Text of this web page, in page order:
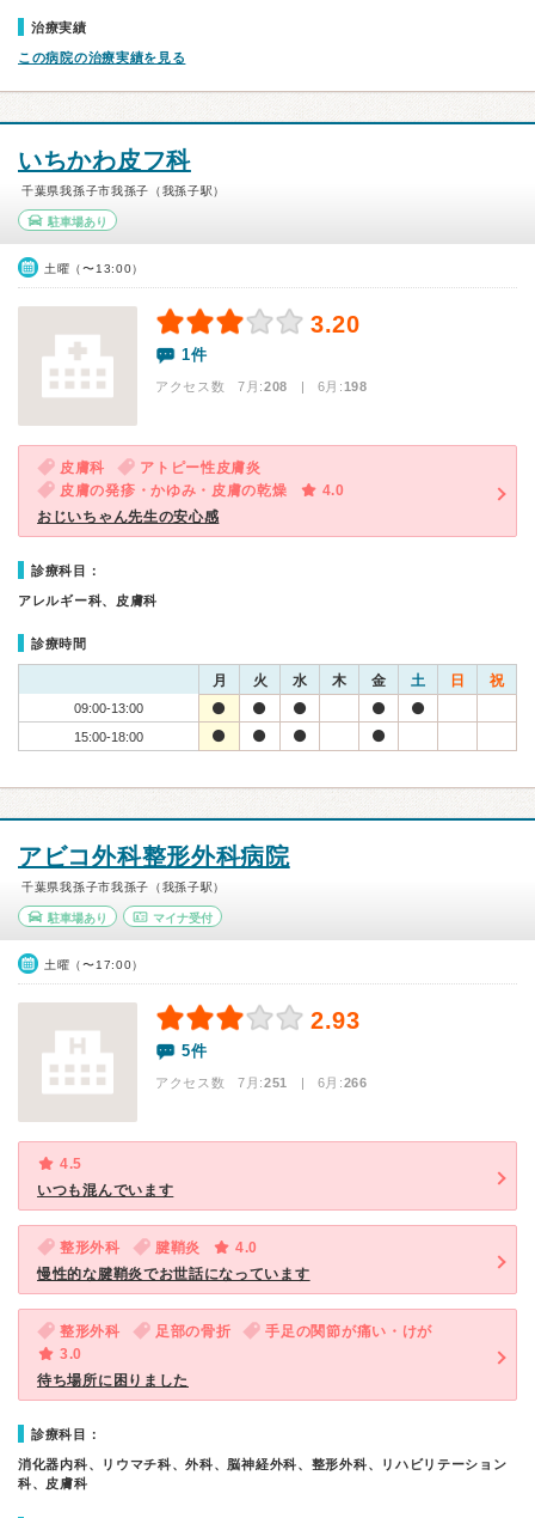
治療実績
この病院の治療実績を見る
いちかわ皮フ科
千葉県我孫子市我孫子（我孫子駅）
駐車場あり
土曜（〜13:00）
3.20
1件
アクセス数 7月:208 | 6月:198
皮膚科
アトピー性皮膚炎
皮膚の発疹・かゆみ・皮膚の乾燥
4.0
おじいちゃん先生の安心感
診療科目：
アレルギー科、皮膚科
診療時間
月 火 水 木 金 土 日 祝
09:00-13:00
15:00-18:00
アビコ外科整形外科病院
千葉県我孫子市我孫子（我孫子駅）
駐車場あり マイナ受付
土曜（〜17:00）
2.93
5件
アクセス数 7月:251 | 6月:266
4.5
いつも混んでいます
整形外科 腱鞘炎
4.0
慢性的な腱鞘炎でお世話になっています
整形外科 足部の骨折
手足の関節が痛い・けが
3.0
待ち場所に困りました
診療科目：
消化器内科、リウマチ科、外科、脳神経外科、整形外科、リハビリテーション
科、皮膚科